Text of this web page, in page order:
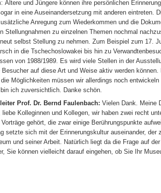
Ältere und Jüngere können ihre persönlichen
in eine Auseinandersetzung mit anderen eintreten.
Anregung zum Wiederkommen und die
Stellungnahmen zu einzelnen Themen nochmal
selbst Stellung zu nehmen. Zum Beispiel zum 17.
in die Tschechoslowakei bis hin zu
von 1988/1989. Es wird viele Stellen in der
Besucher auf diese Art und Weise aktiv werden können.
Möglichkeiten müssen wir allerdings noch entwickeln
ich zuversichtlich. Danke schön.
Prof. Dr. Bernd Faulenbach: Vielen Dank. Meine
liebe Kolleginnen und Kollegen, wir haben zwei recht
gehört, die zwar einige Berührungspunkte
setzte sich mit der Erinnerungskultur auseinander, der
und seiner Arbeit. Natürlich liegt da die Frage auf der
Sie können vielleicht darauf eingehen, ob Sie Ihr